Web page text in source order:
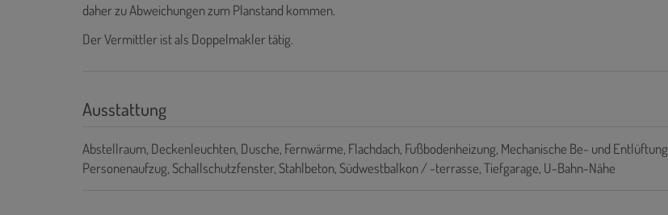
daher zu Abweichungen zum Planstand kommen.
Der Vermittler ist als Doppelmakler tätig.
Ausstattung
Abstellraum Deckenleuchten Dusche Fernwärme Flachdach Fußbodenheizung Mechanische Be- und Entlüftung
Personenaufzug Schallschutzfenster Stahlbeton Südwestbalkon / -terrasse Tiefgarage U-Bahn-Nähe